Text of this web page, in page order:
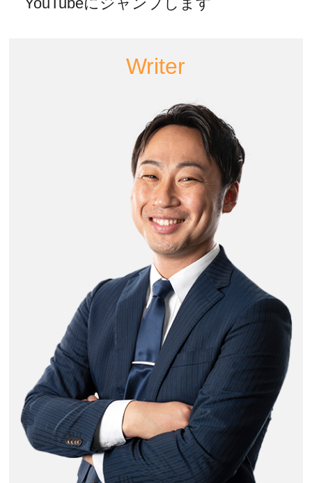
Writer